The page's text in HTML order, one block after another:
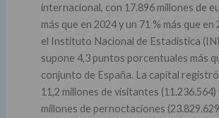
internacional, con 17.896 millones de
más que en 2024 y un 71 % más que en
el Instituto Nacional de Estadística
supone 4,3 puntos porcentuales más
conjunto de España. La capital
11,2 millones de visitantes (11.236.564)
millones de pernoctaciones